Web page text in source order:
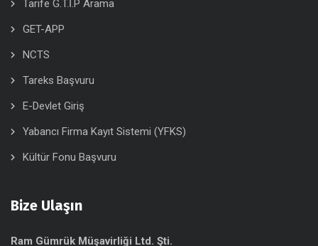
Tarife G.T.İ.P Arama
GET-APP
NCTS
Tareks Başvuru
E-Devlet Giriş
Yabancı Firma Kayıt Sistemi (YFKS)
Kültür Fonu Başvuru
Bize Ulaşın
Ram Gümrük Müşavirliği Ltd. Şti.